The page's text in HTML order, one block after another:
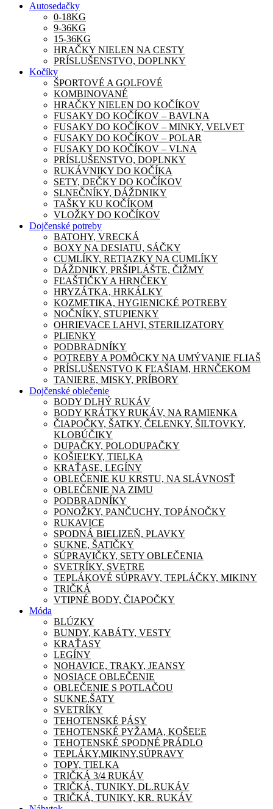
Autosedačky
0-18KG
9-36KG
15-36KG
HRAČKY NIELEN NA CESTY
PRÍSLUŠENSTVO, DOPLNKY
Kočíky
ŠPORTOVÉ A GOLFOVÉ
KOMBINOVANÉ
HRAČKY NIELEN DO KOČÍKOV
FUSAKY DO KOČÍKOV – BAVLNA
FUSAKY DO KOČÍKOV – MINKY, VELVET
FUSAKY DO KOČÍKOV – POLAR
FUSAKY DO KOČÍKOV – VLNA
PRÍSLUŠENSTVO, DOPLNKY
RUKÁVNIKY DO KOČÍKA
SETY, DEČKY DO KOČÍKOV
SLNEČNÍKY, DÁŽDNIKY
TAŠKY KU KOČÍKOM
VLOŽKY DO KOČÍKOV
Dojčenské potreby
BATOHY, VRECKÁ
BOXY NA DESIATU, SÁČKY
CUMLÍKY, RETIAZKY NA CUMLÍKY
DÁŽDNIKY, PRŠIPLÁŠTE, ČIŽMY
FĽAŠTIČKY A HRNČEKY
HRYZÁTKA, HRKÁLKY
KOZMETIKA, HYGIENICKÉ POTREBY
NOČNÍKY, STUPIENKY
OHRIEVACE LAHVI, STERILIZATORY
PLIENKY
PODBRADNÍKY
POTREBY A POMÔCKY NA UMÝVANIE FLIAŠ
PRÍSLUŠENSTVO K FĽAŠIAM, HRNČEKOM
TANIERE, MISKY, PRÍBORY
Dojčenské oblečenie
BODY DLHÝ RUKÁV
BODY KRÁTKY RUKÁV, NA RAMIENKA
ČIAPOČKY, ŠATKY, ČELENKY, ŠILTOVKY,
KLOBÚČIKY
DUPAČKY, POLODUPAČKY
KOŠIEĽKY, TIELKA
KRAŤASE, LEGÍNY
OBLEČENIE KU KRSTU, NA SLÁVNOSŤ
OBLEČENIE NA ZIMU
PODBRADNÍKY
PONOŽKY, PANČUCHY, TOPÁNOČKY
RUKAVICE
SPODNÁ BIELIZEŇ, PLAVKY
SUKNE, ŠATIČKY
SÚPRAVIČKY, SETY OBLEČENIA
SVETRÍKY, SVETRE
TEPLÁKOVÉ SÚPRAVY, TEPLÁČKY, MIKINY
TRIČKÁ
VTIPNÉ BODY, ČIAPOČKY
Móda
BLÚZKY
BUNDY, KABÁTY, VESTY
KRAŤASY
LEGÍNY
NOHAVICE, TRAKY, JEANSY
NOSIACE OBLEČENIE
OBLEČENIE S POTLAČOU
SUKNE,ŠATY
SVETRÍKY
TEHOTENSKÉ PÁSY
TEHOTENSKÉ PYŽAMA, KOŠEĽE
TEHOTENSKÉ SPODNÉ PRÁDLO
TEPLÁKY,MIKINY,SÚPRAVY
TOPY, TIELKA
TRIČKÁ 3/4 RUKÁV
TRIČKÁ, TUNIKY, DL.RUKÁV
TRIČKÁ, TUNIKY, KR. RUKÁV